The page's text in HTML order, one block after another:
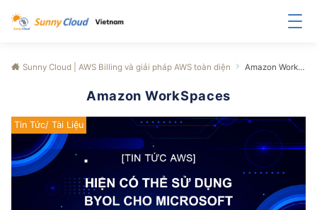
Sunny Cloud | AWS Billing và giải pháp AWS toàn diện Amazon WorkSpaces
Amazon WorkSpaces
Tin Tức/ Tài Liệu